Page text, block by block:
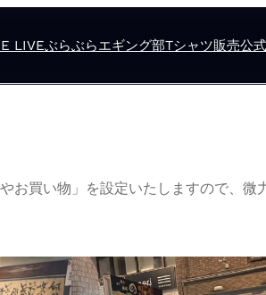
LIVEぶらぶらエギング部Tシャツ販売公
お買い物」を設定いたしますので、微